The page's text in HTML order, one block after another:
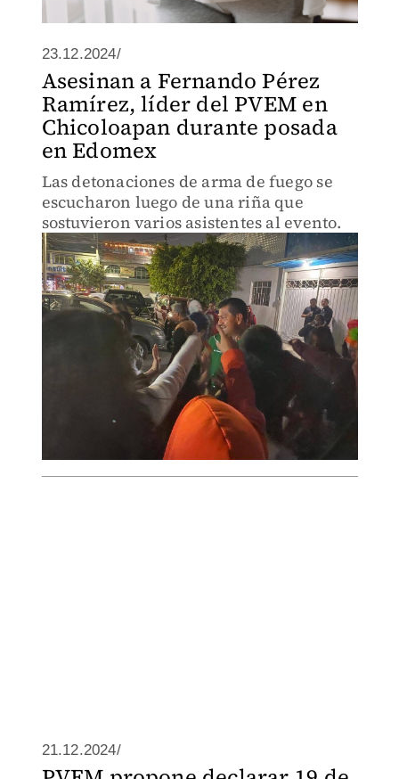
23.12.2024/
Asesinan a Fernando Pérez
Ramírez, líder del PVEM en
Chicoloapan durante posada
en Edomex
Las detonaciones de arma de fuego se
escucharon luego de una riña que
sostuvieron varios asistentes al evento.
21.12.2024/